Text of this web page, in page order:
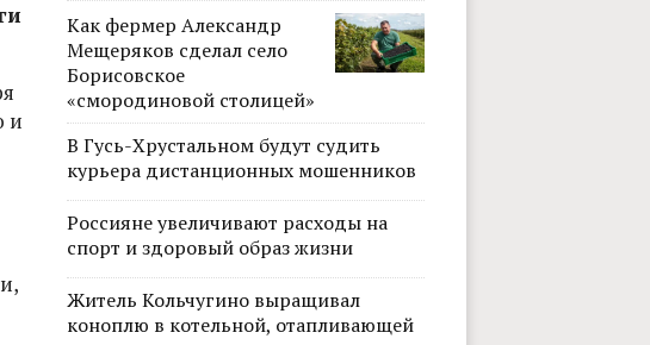
и
Как фермер Александр
Мещеряков сделал село
Борисовское
«смородиновой столицей»
В Гусь-Хрустальном будут судить
курьера дистанционных мошенников
Россияне увеличивают расходы на
спорт и здоровый образ жизни
Житель Кольчугино выращивал
коноплю в котельной, отапливающей